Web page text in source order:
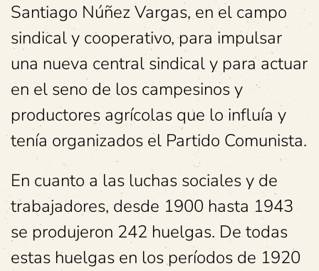
Santiago Núñez Vargas, en el campo
sindical y cooperativo, para impulsar
una nueva central sindical y para actuar
en el seno de los campesinos y
productores agrícolas que lo influía y
tenía organizados el Partido Comunista.
En cuanto a las luchas sociales y de
trabajadores, desde 1900 hasta 1943
se produjeron 242 huelgas. De todas
estas huelgas en los períodos de 1920